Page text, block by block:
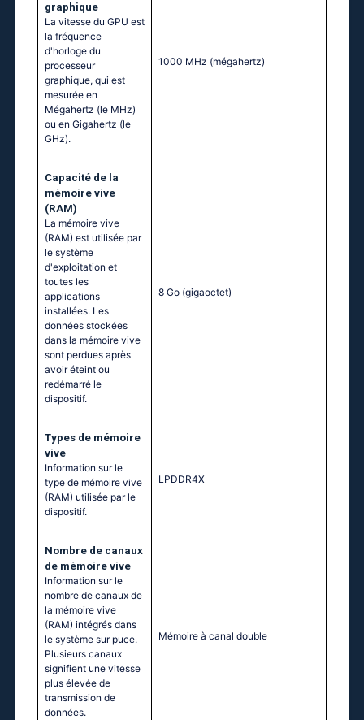
graphique
La vitesse du GPU est
la fréquence
d'horloge du
processeur
graphique, qui est
mesurée en
Mégahertz (le MHz)
ou en Gigahertz (le
GHz).
1000 MHz (mégahertz)
Capacité de la
mémoire vive
(RAM)
La mémoire vive
(RAM) est utilisée par
le système
d'exploitation et
toutes les
applications
installées. Les
données stockées
dans la mémoire vive
sont perdues après
avoir éteint ou
redémarré le
dispositif.
8 Go (gigaoctet)
Тypes de mémoire
vive
Information sur le
type de mémoire vive
(RAM) utilisée par le
dispositif.
LPDDR4X
Nombre de canaux
de mémoire vive
Information sur le
nombre de canaux de
la mémoire vive
(RAM) intégrés dans
le système sur puce.
Plusieurs canaux
signifient une vitesse
plus élevée de
transmission de
données.
Mémoire à canal double